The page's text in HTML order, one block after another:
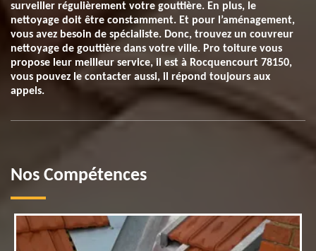
surveiller régulièrement votre gouttière. En plus, le
nettoyage doit être constamment. Et pour l’aménagement,
vous avez besoin de spécialiste. Donc, trouvez un couvreur
nettoyage de gouttière dans votre ville. Pro toiture vous
propose leur meilleur service, il est à Rocquencourt 78150,
vous pouvez le contacter aussi, il répond toujours aux
appels.
Nos Compétences